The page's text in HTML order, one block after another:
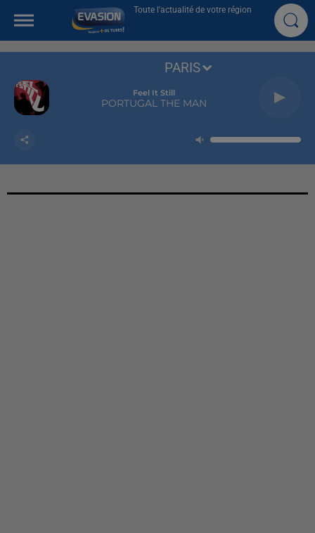
Toute l'actualité de votre région
Feel It Still
PORTUGAL THE MAN
PARIS